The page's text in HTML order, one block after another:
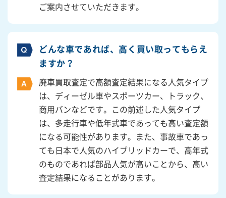
ご案内させていただきます。
どんな車であれば、高く買い取ってもらえ
ますか？
廃車買取査定で高額査定結果になる人気タイプ
は、ディーゼル車やスポーツカー、トラック、
商用バンなどです。この前述した人気タイプ
は、多走行車や低年式車であっても高い査定額
になる可能性があります。また、事故車であっ
ても日本で人気のハイブリッドカーで、高年式
のものであれば部品人気が高いことから、高い
査定結果になることがあります。